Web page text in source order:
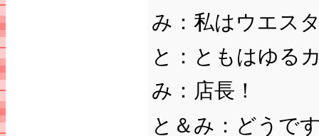
み：私はウエス
と：ともはゆる
み：店長！
と＆み：どうで